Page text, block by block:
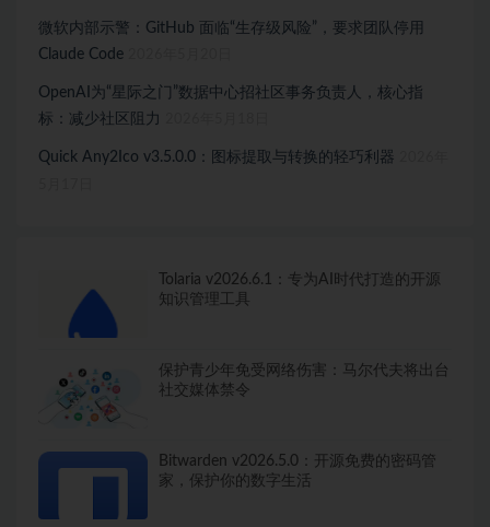
微软内部示警：GitHub 面临“生存级风险”，要求团队停用
Claude Code
OpenAI为“星际之门”数据中心招社区事务负责人，核心指
标：减少社区阻力
Quick Any2Ico v3.5.0.0：图标提取与转换的轻巧利器
Tolaria v2026.6.1：专为AI时代打造的开源
知识管理工具
保护青少年免受网络伤害：马尔代夫将出台
社交媒体禁令
Bitwarden v2026.5.0：开源免费的密码管
家，保护你的数字生活